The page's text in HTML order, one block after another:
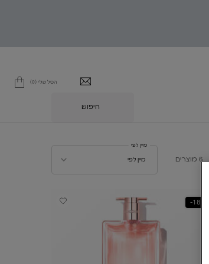
הסל שלי 0 0 מוצר בסל
חיפוש
6 מוצרים
מיין לפי
מיין לפי
מיין לפי
18%-